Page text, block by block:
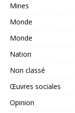
Mines
Monde
Monde
Nation
Non classé
Œuvres sociales
Opinion